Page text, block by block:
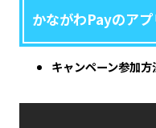
かながわPayのア
キャンペーン参加